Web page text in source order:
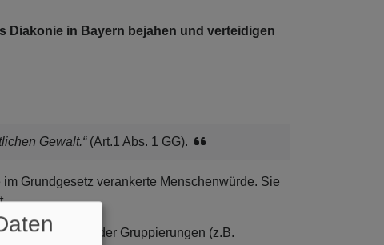
in Bayern bejahen und verteidigen
Gewalt.“ (Art.1 Abs. 1 GG).
Grundgesetz verankerte Menschenwürde. Sie
ihr nahestehender Gruppierungen (z.B.